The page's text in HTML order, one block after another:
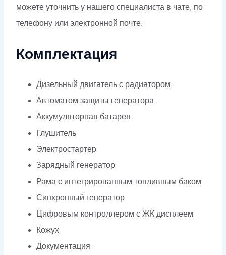
можете уточнить у нашего специалиста в чате, по
телефону или электронной почте.
Комплектация
Дизельный двигатель с радиатором
Автоматом защиты генератора
Аккумуляторная батарея
Глушитель
Электростартер
Зарядный генератор
Рама с интегрированным топливным баком
Синхронный генератор
Цифровым контроллером с ЖК дисплеем
Кожух
Документация